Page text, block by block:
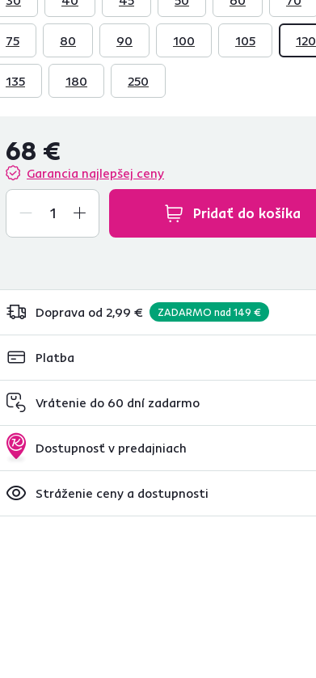
75 80 90 100 105 120
135 180 250
68 €
Garancia najlepšej ceny
Pridať do košíka
Doprava od 2,99 € ZADARMO nad 149 €
Platba
Vrátenie do 60 dní zadarmo
Dostupnosť v predajniach
Stráženie ceny a dostupnosti